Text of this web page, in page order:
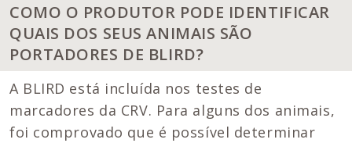
COMO O PRODUTOR PODE IDENTIFICAR
QUAIS DOS SEUS ANIMAIS SÃO
PORTADORES DE BLIRD?
A BLIRD está incluída nos testes de
marcadores da CRV. Para alguns dos animais,
foi comprovado que é possível determinar